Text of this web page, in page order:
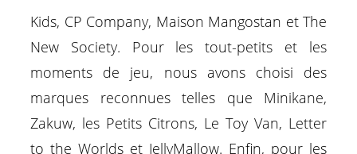
Kids, CP Company, Maison Mangostan et The
New Society. Pour les tout-petits et les
moments de jeu, nous avons choisi des
marques reconnues telles que Minikane,
Zakuw, les Petits Citrons, Le Toy Van, Letter
to the Worlds et JellyMallow. Enfin, pour les